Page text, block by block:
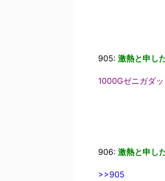
905: 激熱と申し
1000Gゼニガダ
906: 激熱と申し
>>905